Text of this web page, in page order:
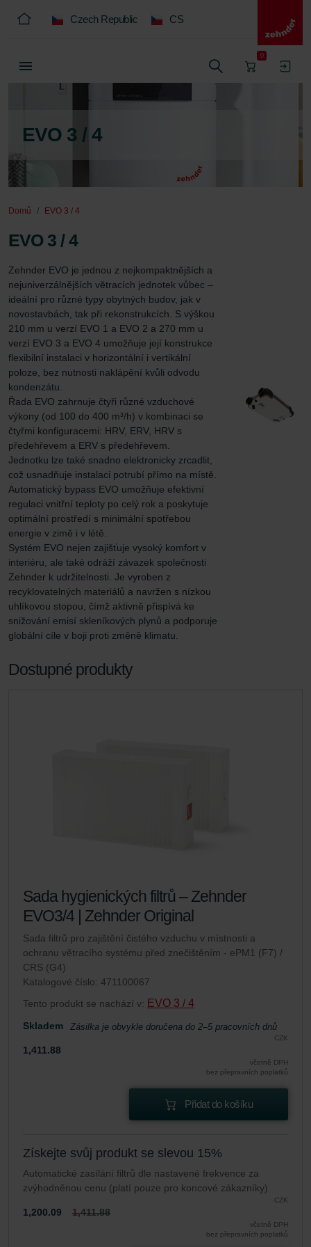
Czech Republic CS
0
EVO 3 / 4
Domů EVO 3 / 4
EVO 3 / 4
Zehnder EVO je jednou z nejkompaktnějších a
nejuniverzálnějších větracích jednotek vůbec –
ideální pro různé typy obytných budov, jak v
novostavbách, tak při rekonstrukcích. S výškou
210 mm u verzí EVO 1 a EVO 2 a 270 mm u
verzí EVO 3 a EVO 4 umožňuje její konstrukce
flexibilní instalaci v horizontální i vertikální
poloze, bez nutnosti naklápění kvůli odvodu
kondenzátu.
Řada EVO zahrnuje čtyři různé vzduchové
výkony (od 100 do 400 m³/h) v kombinaci se
čtyřmi konfiguracemi: HRV, ERV, HRV s
předehřevem a ERV s předehřevem.
Jednotku lze také snadno elektronicky zrcadlit,
což usnadňuje instalaci potrubí přímo na místě.
Automatický bypass EVO umožňuje efektivní
regulaci vnitřní teploty po celý rok a poskytuje
optimální prostředí s minimální spotřebou
energie v zimě i v létě.
Systém EVO nejen zajišťuje vysoký komfort v
interiéru, ale také odráží závazek společnosti
Zehnder k udržitelnosti. Je vyroben z
recyklovatelných materiálů a navržen s nízkou
uhlíkovou stopou, čímž aktivně přispívá ke
snižování emisí skleníkových plynů a podporuje
globální cíle v boji proti změně klimatu.
Dostupné produkty
Sada hygienických filtrů – Zehnder
EVO3/4 | Zehnder Original
Sada filtrů pro zajištění čistého vzduchu v místnosti a
ochranu větracího systému před znečištěním - ePM1 (F7) /
CRS (G4)
Katalogové číslo: 471100067
Tento produkt se nachází v: EVO 3 / 4
Skladem Zásilka je obvykle doručena do 2–5 pracovních dnů
CZK
1,411.88
včetně DPH
bez přepravních poplatků
Přidat do košíku
Získejte svůj produkt se slevou 15%
Automatické zasílání filtrů dle nastavené frekvence za
zvýhodněnou cenu (platí pouze pro koncové zákazníky)
CZK
1,200.09 1,411.88
včetně DPH
bez přepravních poplatků